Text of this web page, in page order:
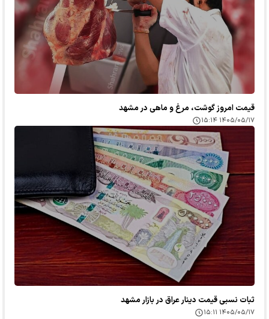
قیمت امروز گوشت، مرغ و ماهی در مشهد
۱۴۰۵/۰۵/۱۷ ۱۵:۱۴
ثبات نسبی قیمت دینار عراق در بازار مشهد
۱۴۰۵/۰۵/۱۷ ۱۵:۱۱